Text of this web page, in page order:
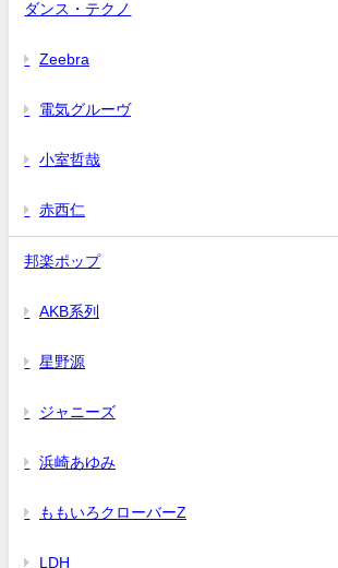
ダンス・テクノ
Zeebra
電気グルーヴ
小室哲哉
赤西仁
邦楽ポップ
AKB系列
星野源
ジャニーズ
浜崎あゆみ
ももいろクローバーZ
LDH